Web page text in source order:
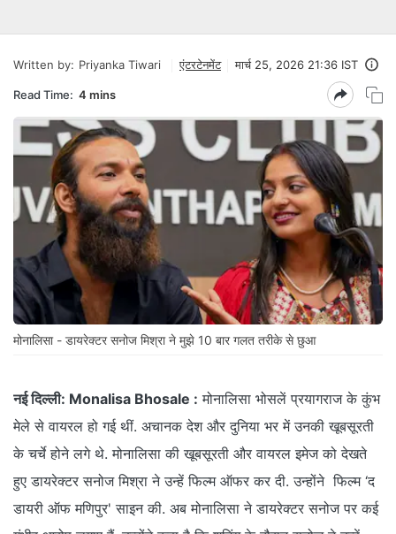
Written by: Priyanka Tiwari एंटरटेनमेंट मार्च 25, 2026 21:36 IST
Read Time: 4 mins
मोनालिसा - डायरेक्टर सनोज मिश्रा ने मुझे 10 बार गलत तरीके से छुआ
नई दिल्ली: Monalisa Bhosale : मोनालिसा भोसलें प्रयागराज के कुंभ
मेले से वायरल हो गई थीं. अचानक देश और दुनिया भर में उनकी खूबसूरती
के चर्चे होने लगे थे. मोनालिसा की खूबसूरती और वायरल इमेज को देखते
हुए डायरेक्टर सनोज मिश्रा ने उन्हें फिल्म ऑफर कर दी. उन्होंने फिल्म ‘द
डायरी ऑफ मणिपुर' साइन की. अब मोनालिसा ने डायरेक्टर सनोज पर कई